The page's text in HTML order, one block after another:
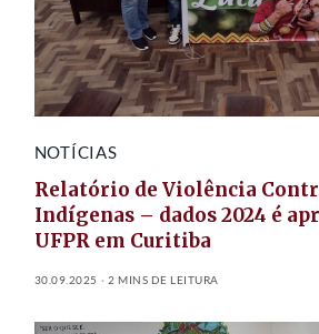
NOTÍCIAS
Relatório de Violência
Indígenas – dados 2024 é
UFPR em Curitiba
30.09.2025 2 MINS DE LEITURA